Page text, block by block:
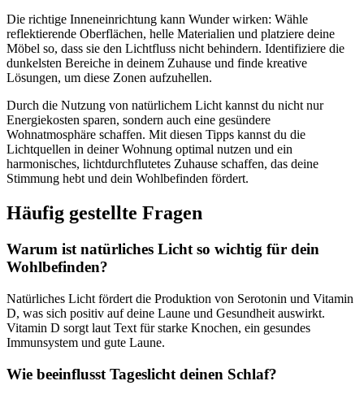
Die richtige Inneneinrichtung kann Wunder wirken: Wähle
reflektierende Oberflächen, helle Materialien und platziere deine
Möbel so, dass sie den Lichtfluss nicht behindern. Identifiziere die
dunkelsten Bereiche in deinem Zuhause und finde kreative
Lösungen, um diese Zonen aufzuhellen.
Durch die Nutzung von natürlichem Licht kannst du nicht nur
Energiekosten sparen, sondern auch eine gesündere
Wohnatmosphäre schaffen. Mit diesen Tipps kannst du die
Lichtquellen in deiner Wohnung optimal nutzen und ein
harmonisches, lichtdurchflutetes Zuhause schaffen, das deine
Stimmung hebt und dein Wohlbefinden fördert.
Häufig gestellte Fragen
Warum ist natürliches Licht so wichtig für dein
Wohlbefinden?
Natürliches Licht fördert die Produktion von Serotonin und Vitamin
D, was sich positiv auf deine Laune und Gesundheit auswirkt.
Vitamin D sorgt laut Text für starke Knochen, ein gesundes
Immunsystem und gute Laune.
Wie beeinflusst Tageslicht deinen Schlaf?